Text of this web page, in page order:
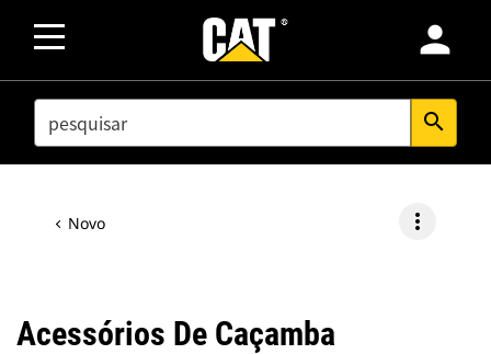
person
SEARCH search
Novo more_vert
Acessórios De Caçamba